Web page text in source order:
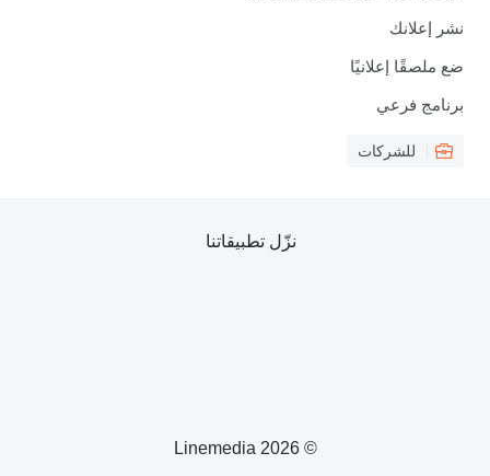
نشر إعلانك
ضع ملصقًا إعلانيًا
برنامج فرعي
للشركات
© 2026 Linemedia
نزّل تطبيقاتنا